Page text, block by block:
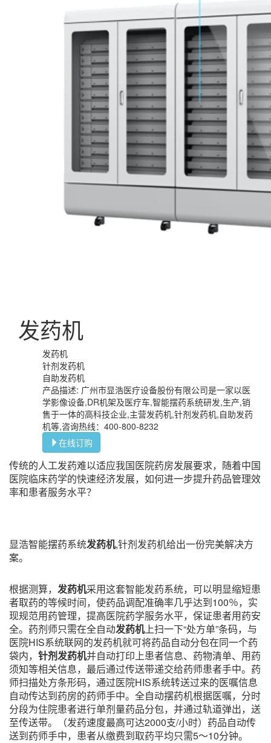
发药机
发药机
针剂发药机
自助发药机
产品描述: 广州市显浩医疗设备股份有限公司是一家以医
学影像设备,DR机架及医疗车,智能摆药系统研发,生产,销
售于一体的高科技企业,主营发药机,针剂发药机,自助发药
机等,咨询热线：400-800-8232
在线订购
传统的人工发药难以适应我国医院药房发展要求，随着中国
医院临床药学的快速经济发展，如何进一步提升药品管理效
率和患者服务水平？
显浩智能摆药系统发药机,针剂发药机给出一份完美解决方
案。
根据测算， 发药机采用这套智能发药系统，可以明显缩短患
者取药的等候时间，使药品调配准确率几乎达到100％，实
现规范用药管理，提高医院药学服务水平，保证患者用药安
全。药剂师只需在全自动发药机上扫一下“处方单”条码，与
医院HIS系统联网的发药机就可将药品自动分包在同一个药
袋内， 针剂发药机并自动打印上患者信息、药物清单、用药
须知等相关信息，最后通过传送带递交给药师患者手中。药
师扫描处方条形码，通过医院HIS系统转送过来的医嘱信息
自动传达到药房的药师手中。全自动摆药机根据医嘱，分时
分段为住院患者进行单剂量药品分包，并通过轨道弹出，送
至传送带。（发药速度最高可达2000支/小时）药品自动传
送到药师手中，患者从缴费到取药平均只需5～10分钟。